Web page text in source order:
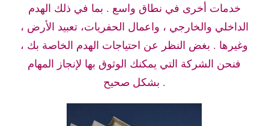
خدمات أخرى في نطاق واسع . بما في ذلك الهدم
الداخلي والخارجي ، واعمال الحفريات، تعبيد الأرض ،
وغيرها . بغض النظر عن احتياجات الهدم الخاصة بك ،
فنحن الشركة التي يمكنك الوثوق بها لإنجاز المهام
بشكل صحيح .